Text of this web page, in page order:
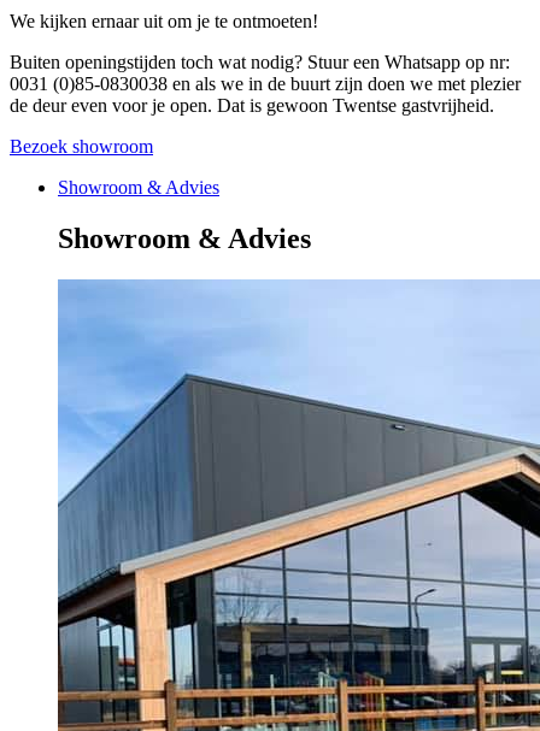
We kijken ernaar uit om je te ontmoeten!
Buiten openingstijden toch wat nodig? Stuur een Whatsapp op nr:
0031 (0)85-0830038 en als we in de buurt zijn doen we met plezier
de deur even voor je open. Dat is gewoon Twentse gastvrijheid.
Bezoek showroom
Showroom & Advies
Showroom & Advies